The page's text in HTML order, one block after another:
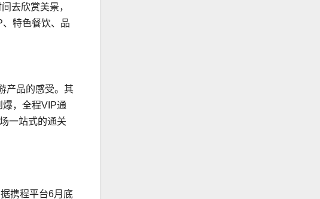
去欣赏美景，
特色餐饮、品
产品的感受。其
爆，全程VIP通
一站式的通关
携程平台6月底